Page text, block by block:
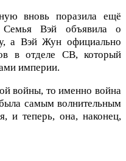
вновь поразила ещё
Семья Вэй объявила о
а Вэй Жун официально
в отделе СВ, который
империи.
войны, то именно война
самым волнительным
и теперь, она, наконец,